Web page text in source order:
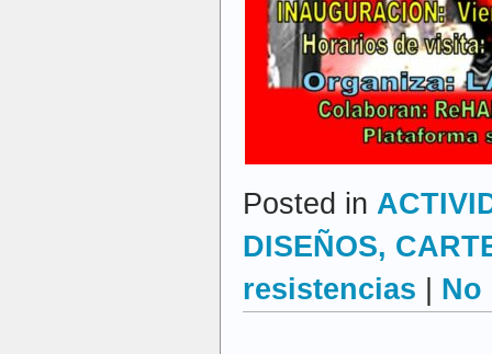
Posted in
DISEÑOS,
resistencias
No